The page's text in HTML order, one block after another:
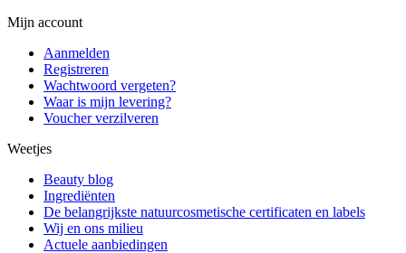
Mijn account
Aanmelden
Registreren
Wachtwoord vergeten?
Waar is mijn levering?
Voucher verzilveren
Weetjes
Beauty blog
Ingrediënten
De belangrijkste natuurcosmetische certificaten en labels
Wij en ons milieu
Actuele aanbiedingen